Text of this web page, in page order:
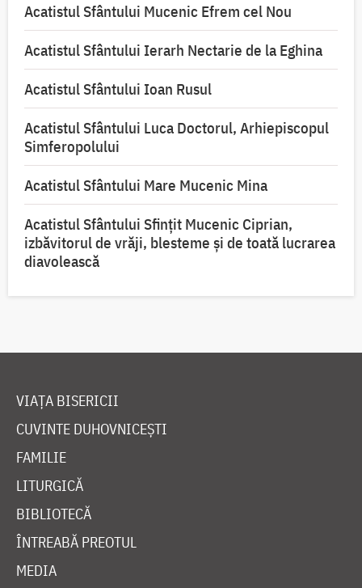
Acatistul Sfântului Mucenic Efrem cel Nou
Acatistul Sfântului Ierarh Nectarie de la Eghina
Acatistul Sfântului Ioan Rusul
Acatistul Sfântului Luca Doctorul, Arhiepiscopul
Simferopolului
Acatistul Sfântului Mare Mucenic Mina
Acatistul Sfântului Sfințit Mucenic Ciprian,
izbăvitorul de vrăji, blesteme și de toată lucrarea
diavolească
VIAȚA BISERICII
CUVINTE DUHOVNICEȘTI
FAMILIE
LITURGICĂ
BIBLIOTECĂ
ÎNTREABĂ PREOTUL
MEDIA